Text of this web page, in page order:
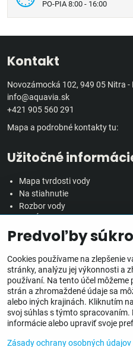
PO-PIA 8:00 - 16:00
Kontakt
Novozámocká 102, 949 05 Nitra -
info@aquavia.sk
+421 905 560 291
Mapa a podrobné kontakty tu:
Užitočné
Mapa tvrdosti vody
Na stiahnutie
Rozbor vody
Veľkoobchodná spolupráca
Všetko o nákupe
Obchodné podmienky
Ochrana osobných údajov
Reklamačný poriadok
Doprava, doručenie a poplatky
Predvoľby
Cookies používame na zlepšenie
stránky, analýzu jej výkonnosti a
používaní. Na tento účel
strán a zhromaždené údaje sa
alebo iných krajinách. Kliknutím
svoj súhlas s týmto spracovaním.
informácie alebo upraviť svoje
Zásady ochrany osobných údajov